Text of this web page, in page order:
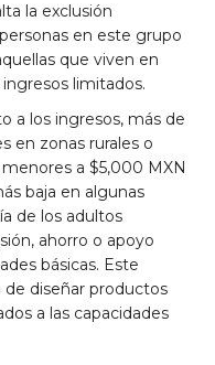
la exclusión
en este grupo
que viven en
limitados.
a los ingresos, más de
en zonas rurales o
a $5,000 MXN
baja en algunas
de los adultos
ahorro o apoyo
básicas. Este
diseñar productos
a las capacidades